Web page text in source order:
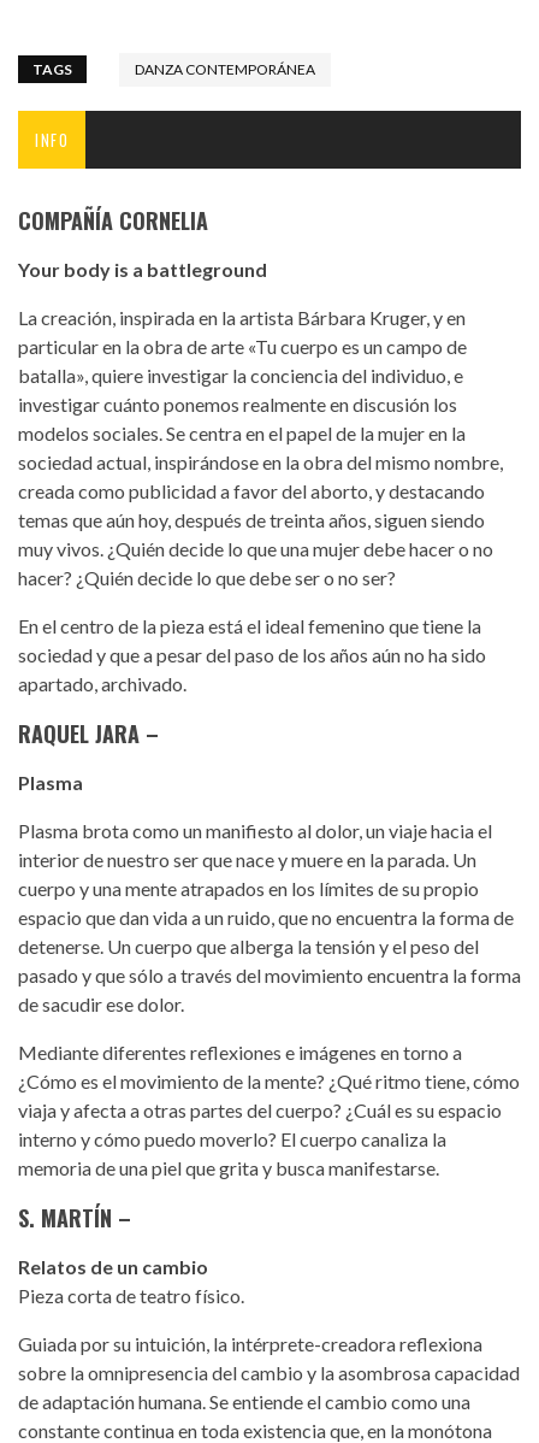
TAGS DANZA CONTEMPORÁNEA
INFO
COMPAÑÍA CORNELIA
Your body is a battleground
La creación, inspirada en la artista Bárbara Kruger, y en
particular en la obra de arte «Tu cuerpo es un campo de
batalla», quiere investigar la conciencia del individuo, e
investigar cuánto ponemos realmente en discusión los
modelos sociales. Se centra en el papel de la mujer en la
sociedad actual, inspirándose en la obra del mismo nombre,
creada como publicidad a favor del aborto, y destacando
temas que aún hoy, después de treinta años, siguen siendo
muy vivos. ¿Quién decide lo que una mujer debe hacer o no
hacer? ¿Quién decide lo que debe ser o no ser?
En el centro de la pieza está el ideal femenino que tiene la
sociedad y que a pesar del paso de los años aún no ha sido
apartado, archivado.
RAQUEL JARA –
Plasma
Plasma brota como un manifiesto al dolor, un viaje hacia el
interior de nuestro ser que nace y muere en la parada. Un
cuerpo y una mente atrapados en los límites de su propio
espacio que dan vida a un ruido, que no encuentra la forma de
detenerse. Un cuerpo que alberga la tensión y el peso del
pasado y que sólo a través del movimiento encuentra la forma
de sacudir ese dolor.
Mediante diferentes reflexiones e imágenes en torno a
¿Cómo es el movimiento de la mente? ¿Qué ritmo tiene, cómo
viaja y afecta a otras partes del cuerpo? ¿Cuál es su espacio
interno y cómo puedo moverlo? El cuerpo canaliza la
memoria de una piel que grita y busca manifestarse.
S. MARTÍN –
Relatos de un cambio
Pieza corta de teatro físico.
Guiada por su intuición, la intérprete-creadora reflexiona
sobre la omnipresencia del cambio y la asombrosa capacidad
de adaptación humana. Se entiende el cambio como una
constante continua en toda existencia que, en la monótona